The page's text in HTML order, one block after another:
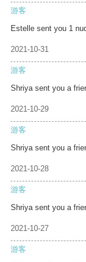
游客
Estelle sent you 1
2021-10-31
游客
Shriya sent you a
2021-10-29
游客
Shriya sent you a
2021-10-28
游客
Shriya sent you a
2021-10-27
游客